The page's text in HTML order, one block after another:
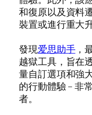
和復原以及資料
裝置或進行重大
發現爱思助手，
越獄工具，旨在
量自訂選項和強
的行動體驗 – 非
者。